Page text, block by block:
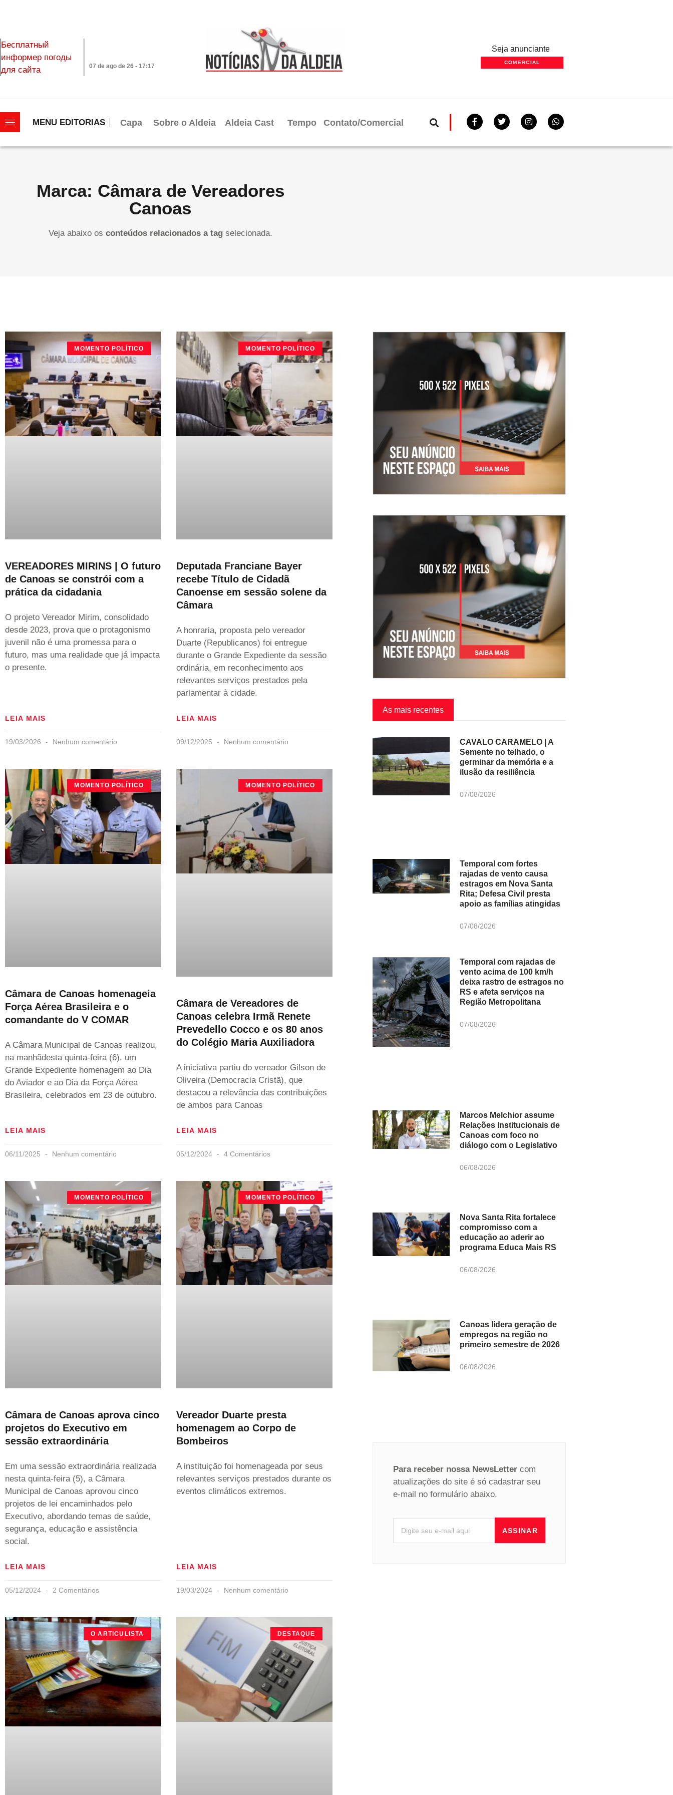
Бесплатный
информер погоды
для сайта
07 de ago de 26 - 17:17
Seja anunciante
COMERCIAL
MENU EDITORIAS Capa Sobre o Aldeia Aldeia Cast Tempo Contato/Comercial
Marca: Câmara de Vereadores
Canoas
Veja abaixo os conteúdos relacionados a tagselecionada.
MOMENTO POLÍTICO
VEREADORES MIRINS | O futuro
de Canoas se constrói com a
prática da cidadania
O projeto Vereador Mirim, consolidado
desde 2023, prova que o protagonismo
juvenil não é uma promessa para o
futuro, mas uma realidade que já impacta
o presente.
LEIA MAIS
19/03/2026 Nenhum comentário
MOMENTO POLÍTICO
Deputada Franciane Bayer
recebe Título de Cidadã
Canoense em sessão solene da
Câmara
A honraria, proposta pelo vereador
Duarte (Republicanos) foi entregue
durante o Grande Expediente da sessão
ordinária, em reconhecimento aos
relevantes serviços prestados pela
parlamentar à cidade.
LEIA MAIS
09/12/2025 Nenhum comentário
MOMENTO POLÍTICO
Câmara de Canoas homenageia
Força Aérea Brasileira e o
comandante do V COMAR
A Câmara Municipal de Canoas realizou,
na manhãdesta quinta-feira (6), um
Grande Expediente homenagem ao Dia
do Aviador e ao Dia da Força Aérea
Brasileira, celebrados em 23 de outubro.
LEIA MAIS
06/11/2025 Nenhum comentário
MOMENTO POLÍTICO
Câmara de Vereadores de
Canoas celebra Irmã Renete
Prevedello Cocco e os 80 anos
do Colégio Maria Auxiliadora
A iniciativa partiu do vereador Gilson de
Oliveira (Democracia Cristã), que
destacou a relevância das contribuições
de ambos para Canoas
LEIA MAIS
05/12/2024 4 Comentários
MOMENTO POLÍTICO
Câmara de Canoas aprova cinco
projetos do Executivo em
sessão extraordinária
Em uma sessão extraordinária realizada
nesta quinta-feira (5), a Câmara
Municipal de Canoas aprovou cinco
projetos de lei encaminhados pelo
Executivo, abordando temas de saúde,
segurança, educação e assistência
social.
LEIA MAIS
05/12/2024 2 Comentários
MOMENTO POLÍTICO
Vereador Duarte presta
homenagem ao Corpo de
Bombeiros
A instituição foi homenageada por seus
relevantes serviços prestados durante os
eventos climáticos extremos.
LEIA MAIS
19/03/2024 Nenhum comentário
O ARTICULISTA DESTAQUE
As mais recentes
CAVALO CARAMELO | A
Semente no telhado, o
germinar da memória e a
ilusão da resiliência
07/08/2026
Temporal com fortes
rajadas de vento causa
estragos em Nova Santa
Rita; Defesa Civil presta
apoio as famílias atingidas
07/08/2026
Temporal com rajadas de
vento acima de 100 km/h
deixa rastro de estragos no
RS e afeta serviços na
Região Metropolitana
07/08/2026
Marcos Melchior assume
Relações Institucionais de
Canoas com foco no
diálogo com o Legislativo
06/08/2026
Nova Santa Rita fortalece
compromisso com a
educação ao aderir ao
programa Educa Mais RS
06/08/2026
Canoas lidera geração de
empregos na região no
primeiro semestre de 2026
06/08/2026
Para receber nossa NewsLetter com
atualizações do site é só cadastrar seu
e-mail no formulário abaixo.
ASSINAR